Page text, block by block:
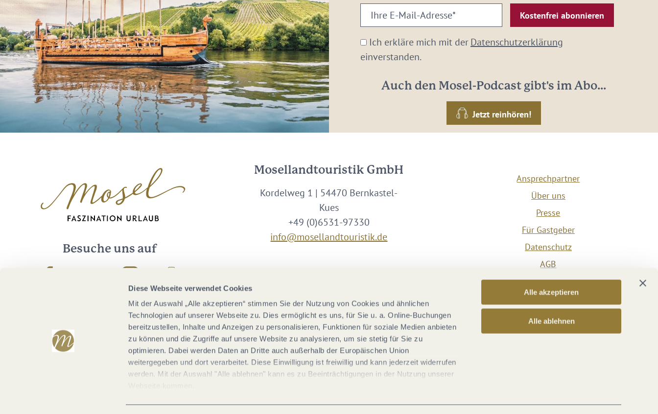
Diese Webseite verwendet Cookies
Mit der Auswahl „Alle akzeptieren“ stimmen Sie der Nutzung von Cookies und ähnlichen
Technologien auf unserer Webseite zu. Dies ermöglicht es uns, für Sie u. a. Online-Buchungen
bereitzustellen, Inhalte und Anzeigen zu personalisieren, Funktionen für soziale Medien anbieten
zu können und die Zugriffe auf unsere Website zu analysieren, um sie stetig für Sie zu
optimieren. Dabei werden Daten an Dritte auch außerhalb der Europäischen Union
weitergegeben und dort verarbeitet. Diese Einwilligung ist freiwillig und kann jederzeit widerrufen
werden. Mit der Auswahl "Alle ablehnen" kann es zu Beeinträchtigungen in der Nutzung unserer
Alle akzeptieren
Alle ablehnen
Ihre
E-
Mail-
Adresse:
Ich erkläre mich mit derDatenschutzerklärung
einverstanden.
Auch den Mosel-Podcast gibt's im Abo...
Jetzt reinhören!
Besuche uns auf
Mosellandtouristik GmbH
Kordelweg 1 | 54470 Bernkastel-
Kues
+49 (0)6531-97330
info@mosellandtouristik.de
Ansprechpartner
Über uns
Presse
Für Gastgeber
Datenschutz
AGB
Impressum
Barrierefreiheit
Vertrag widerrufen
Versicherungsvertrag widerrufen